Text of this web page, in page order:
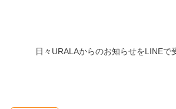
日々URALAからのお知らせをLINEで